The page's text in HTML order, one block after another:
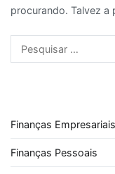
procurando. Talvez a
Pesquisar
por:
Finanças Empresariais
Finanças Pessoais